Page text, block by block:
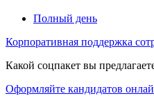
Полный день
Корпоративная поддержка
Какой соцпакет вы
Оформляйте кандидатов